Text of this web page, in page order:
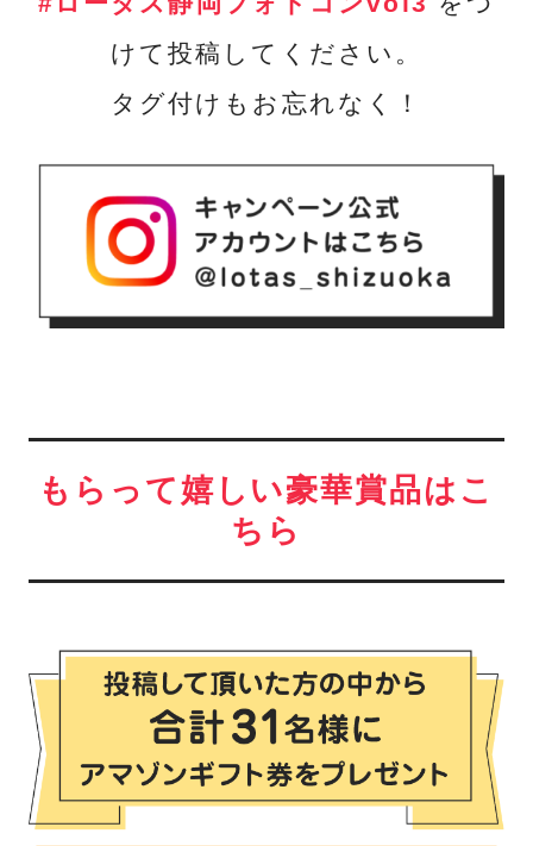
けて投稿してください。
タグ付けもお忘れなく！
もらって嬉しい豪華賞品はこ
ちら